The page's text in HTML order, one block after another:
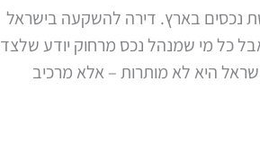
נכסים בארץ. דירה להשקעה בישראל
כל מי שמנהל נכס מרחוק יודע שלצד
היא לא מותרות – אלא מרכיב